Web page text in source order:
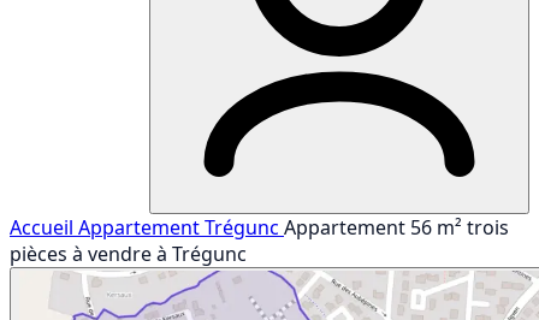
Accueil AppartementTrégunc Appartement 56 m² trois
pièces à vendre à Trégunc